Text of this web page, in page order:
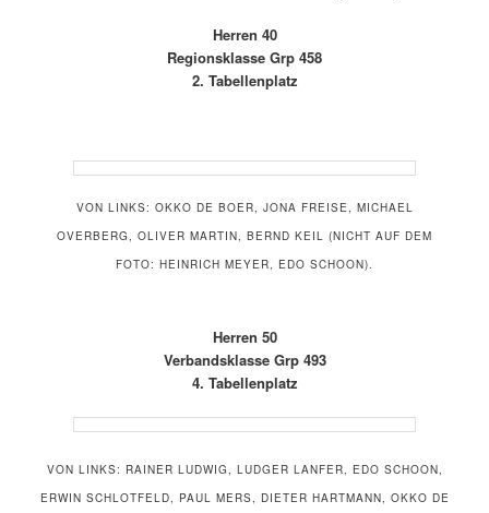
Herren 40
Regionsklasse Grp 458
2. Tabellenplatz
VON LINKS: OKKO DE BOER, JONA FREISE, MICHAEL
OVERBERG, OLIVER MARTIN, BERND KEIL (NICHT AUF DEM
FOTO: HEINRICH MEYER, EDO SCHOON).
Herren 50
Verbandsklasse Grp 493
4. Tabellenplatz
VON LINKS: RAINER LUDWIG, LUDGER LANFER, EDO SCHOON,
ERWIN SCHLOTFELD, PAUL MERS, DIETER HARTMANN, OKKO DE